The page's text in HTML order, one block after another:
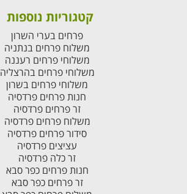
קטגוריות נוספות
פרחים בערי השרון
משלוח פרחים בנתניה
משלוחי פרחים רעננה
משלוחי פרחים בהרצליה
משלוחי פרחים בשרון
חנות פרחים פרדסיה
זר פרחים פרדסיה
משלוח פרחים פרדסיה
סידור פרחים פרדסיה
עציצים פרדסיה
זר כלה פרדסיה
חנות פרחים כפר סבא
זר פרחים כפר סבא